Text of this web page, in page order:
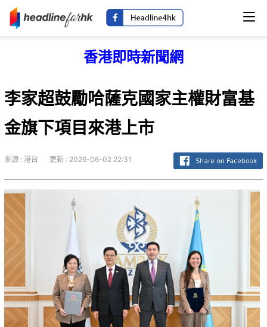
香港即時新聞網
李家超鼓勵哈薩克國家主權財富基
金旗下項目來港上市
來源 : 港台 更新 : 2026-06-02 22:31